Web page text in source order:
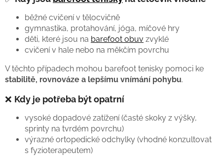
běžné cvičení v tělocvičně
gymnastika, protahování, jóga, míčové hry
děti, které jsou na barefoot obuv zvyklé
cvičení v hale nebo na měkčím povrchu
V těchto případech mohou barefoot tenisky pomoci ke
stabilitě, rovnováze a lepšímu vnímání pohybu.
❌ Kdy je potřeba být opatrní
vysoké dopadové zatížení (časté skoky z výšky,
sprinty na tvrdém povrchu)
výrazné ortopedické odchylky (vhodné konzultovat
s fyzioterapeutem)